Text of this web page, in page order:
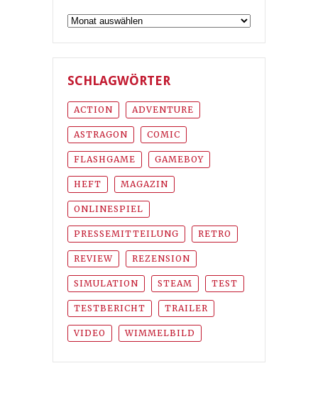
Archiv
SCHLAGWÖRTER
ACTION ADVENTURE
ASTRAGON COMIC
FLASHGAME GAMEBOY
HEFT MAGAZIN
ONLINESPIEL
PRESSEMITTEILUNG RETRO
REVIEW REZENSION
SIMULATION STEAM TEST
TESTBERICHT TRAILER
VIDEO WIMMELBILD